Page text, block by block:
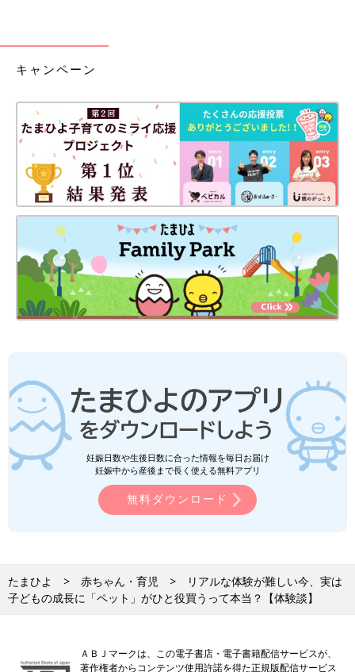
キャンペーン
妊娠日数や生後日数に合った情報を毎日お届け
妊娠中から産後まで長く使える無料アプリ
無料ダウンロード
たまひよ 赤ちゃん・育児
リアルな体験が難しい今、実は
子どもの成長に「ペット」がひと役買うって本当？【体験談】
ＡＢＪマークは、この電子書店・電子書籍配信サービスが、
著作権者からコンテンツ使用許諾を得た正規版配信サービス